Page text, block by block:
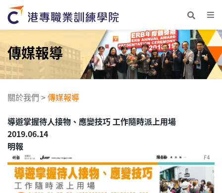
傳媒報導
關於我們 >傳媒報導
導遊掌握待人接物、應變技巧 工作隨時派上用場
2019.06.14
明報